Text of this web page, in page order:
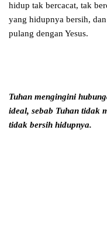
hidup tak bercacat, tak
yang hidupnya bersih,
pulang dengan Yesus.
Tuhan mengingini
ideal, sebab Tuhan tidak
tidak bersih hidupnya.